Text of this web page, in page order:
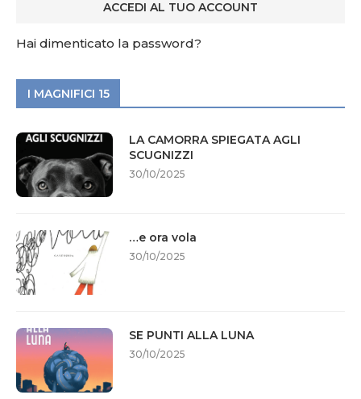
Hai dimenticato la password?
I MAGNIFICI 15
LA CAMORRA SPIEGATA AGLI
SCUGNIZZI
30/10/2025
…e ora vola
30/10/2025
SE PUNTI ALLA LUNA
30/10/2025